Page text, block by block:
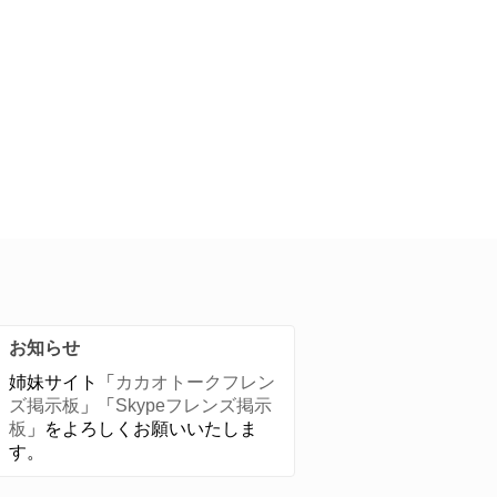
お知らせ
姉妹サイト「 カカオトークフレン
ズ掲示板 」「 Skypeフレンズ掲示
板 」をよろしくお願いいたしま
す。